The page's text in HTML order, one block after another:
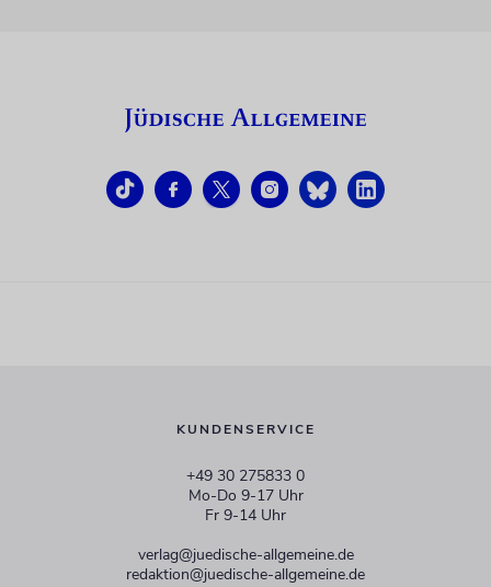
KUNDENSERVICE
+49 30 275833 0
Mo-Do 9-17 Uhr
Fr 9-14 Uhr
verlag@juedische-allgemeine.de
redaktion@juedische-allgemeine.de